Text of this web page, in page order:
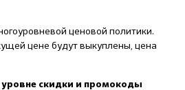
ценовой политики.
цене будут выкуплены, цена
уровне скидки и промокоды